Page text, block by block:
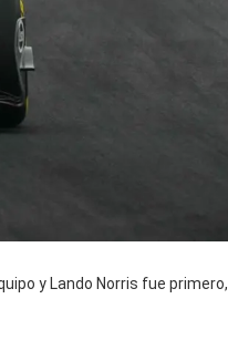
y Lando Norris fue primero,